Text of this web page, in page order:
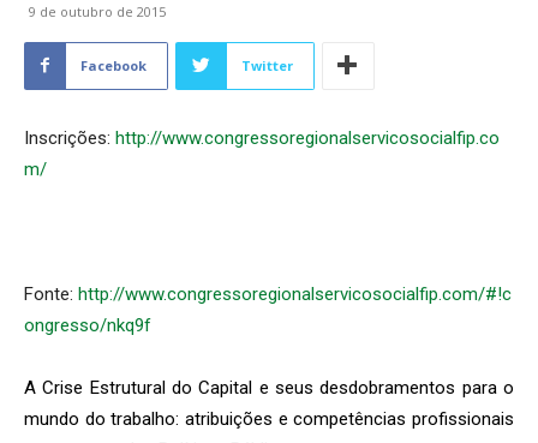
9 de outubro de 2015
Facebook Twitter
Inscrições: http://www.congressoregionalservicosocialfip.co
m/
Fonte: http://www.congressoregionalservicosocialfip.com/#!c
ongresso/nkq9f
A Crise Estrutural do Capital e seus desdobramentos para o
mundo do trabalho: atribuições e competências profissionais